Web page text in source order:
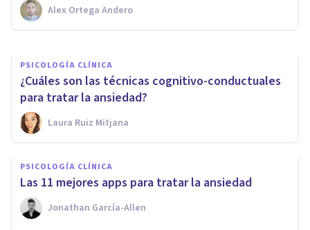
Alex Ortega Andero
Pablo Álvarez Carneros
PSICOLOGÍA CLÍNICA
¿Cuáles son las técnicas cognitivo-conductuales
para tratar la ansiedad?
Laura Ruiz Mitjana
PSICOLOGÍA CLÍNICA
Las 11 mejores apps para tratar la ansiedad
Jonathan García-Allen